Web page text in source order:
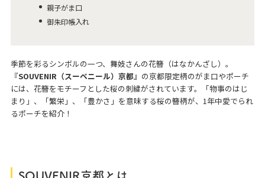
親子がま口
御朱印帳入れ
季節を彩るシンボルの一つ、舞妓さんの花簪（はなかんざし）。
『SOUVENIR（スーベニール）京都』の京都限定柄のがま口やポーチ
には、花簪をモチーフとした桜の刺繍がされています。「物事のはじ
まり」、「繁栄」、「豊かさ」を意味する桜の簪柄が、1年中愛でられ
るポーチを紹介！
SOUVENIR京都とは